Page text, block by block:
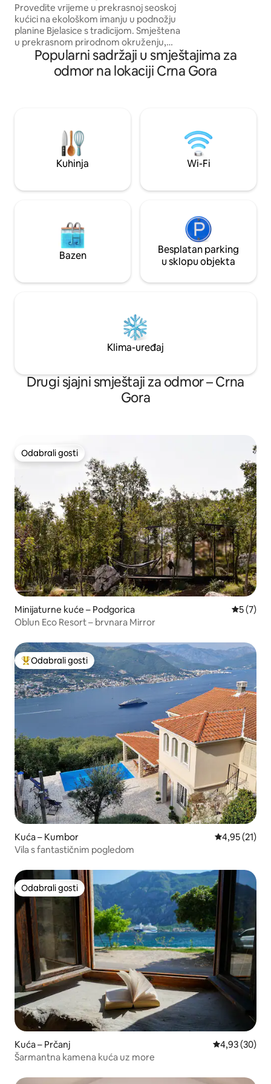
Provedite vrijeme u prekrasnoj seoskoj
kućici na ekološkom imanju u podnožju
planine Bjelasice s tradicijom. Smještena
u prekrasnom prirodnom okruženju,
kućica je postavljena tako da vam pruži
užitak promatranja izlaska sunca i
nevjerojatan pogled na planinske
izgrađena tako da iz svakog njenog dijela
možete vidjeti planinski masiv Bjelasice
Jacuzzi je dostupan na zahtjev uz
dodatnu naknadu od 35 EUR
audio. Pristanište za privatni brod. Brza
Wi-Fi mreža.
Popularni sadržaji u smještajima za
odmor na lokaciji Crna Gora
Kuhinja Wi-Fi
Bazen
Besplatan parking
u sklopu objekta
Klima-uređaj
Drugi sjajni smještaji za odmor – Crna
Gora
Odabrali gosti
Odabrali gosti
Minijaturne kuće – Podgorica
5 (7)
Oblun Eco Resort – brvnara Mirror
Među najviše rangiranima s oznakom „Odabrali gosti”
Odabrali gosti
Kuća – Kumbor Prosječna
4,95 (21)
Vila s fantastičnim pogledom
Odabrali gosti
Odabrali gosti
Kuća – Prčanj Prosječna
4,93 (30)
Šarmantna kamena kuća uz more